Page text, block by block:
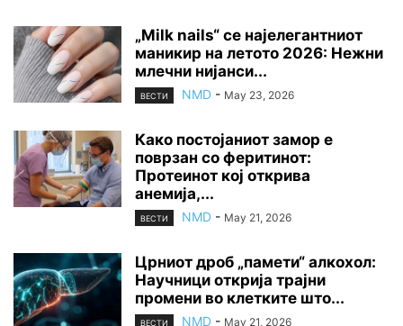
„Milk nails“ се најелегантниот
маникир на летото 2026: Нежни
млечни нијанси...
ВЕСТИ NMD - May 23, 2026
Како постојаниот замор е
поврзан со феритинот:
Протеинот кој открива
анемија,...
ВЕСТИ NMD - May 21, 2026
Црниот дроб „памети“ алкохол:
Научници открија трајни
промени во клетките што...
ВЕСТИ NMD - May 21, 2026